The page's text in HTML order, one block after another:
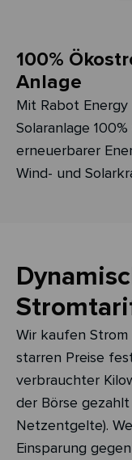
100%
Anlage
Mit Rabot
Solaranlage
erneuerbarer
Wind- und
Wir kaufen
starren Preise
verbrauchter
der Börse
Netzentgelte).
Einsparung